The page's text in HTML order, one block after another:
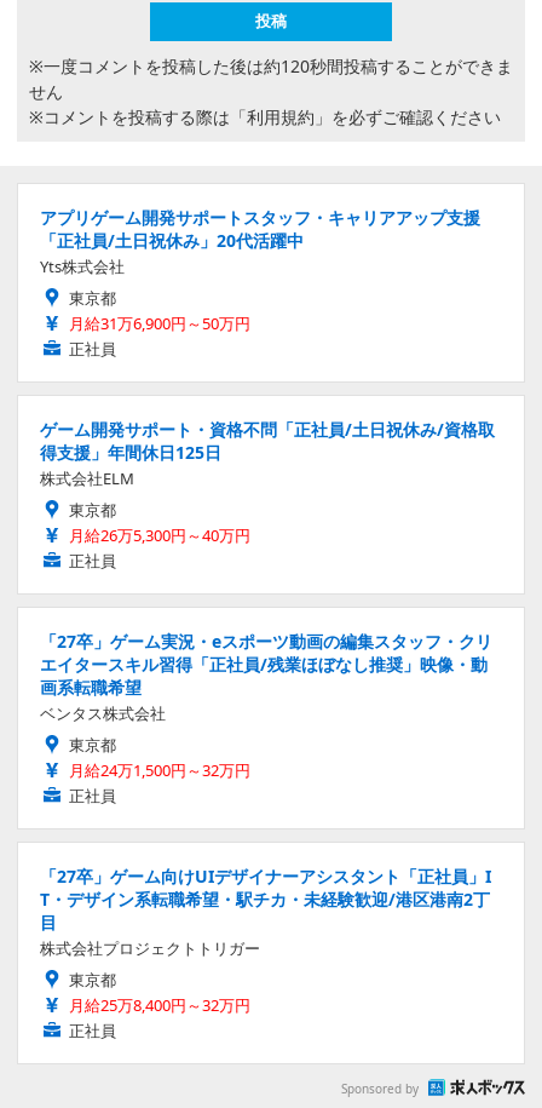
※一度コメントを投稿した後は約120秒間投稿することができま
せん
※コメントを投稿する際は 「利用規約」 を必ずご確認ください
アプリゲーム開発サポートスタッフ・キャリアアップ支援
「正社員/土日祝休み」20代活躍中
Yts株式会社
東京都
月給31万6,900円～50万円
正社員
ゲーム開発サポート・資格不問「正社員/土日祝休み/資格取
得支援」年間休日125日
株式会社ELM
東京都
月給26万5,300円～40万円
正社員
「27卒」ゲーム実況・eスポーツ動画の編集スタッフ・クリ
エイタースキル習得「正社員/残業ほぼなし推奨」映像・動
画系転職希望
ベンタス株式会社
東京都
月給24万1,500円～32万円
正社員
「27卒」ゲーム向けUIデザイナーアシスタント「正社員」I
T・デザイン系転職希望・駅チカ・未経験歓迎/港区港南2丁
目
株式会社プロジェクトトリガー
東京都
月給25万8,400円～32万円
正社員
Sponsored by